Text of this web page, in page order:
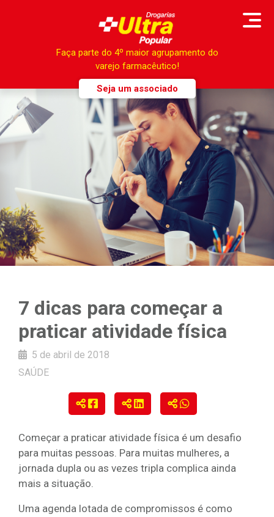
Faça parte do 4º maior agrupamento do
varejo farmacêutico!
Seja um associado
7 dicas para começar a
praticar atividade física
5 de abril de 2018
SAÚDE
Começar a praticar atividade física é um desafio
para muitas pessoas. Para muitas mulheres, a
jornada dupla ou as vezes tripla complica ainda
mais a situação.
Uma agenda lotada de compromissos é como